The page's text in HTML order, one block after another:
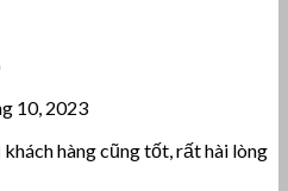
10, 2023
hàng cũng tốt, rất hài lòng